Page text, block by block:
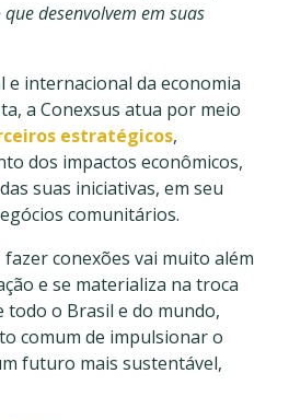
desenvolvem em suas
e internacional da economia
a Conexsus atua por meio
estratégicos,
dos impactos econômicos,
suas iniciativas, em seu
comunitários.
conexões vai muito além
e se materializa na troca
todo o Brasil e do mundo,
comum de impulsionar o
futuro mais sustentável,